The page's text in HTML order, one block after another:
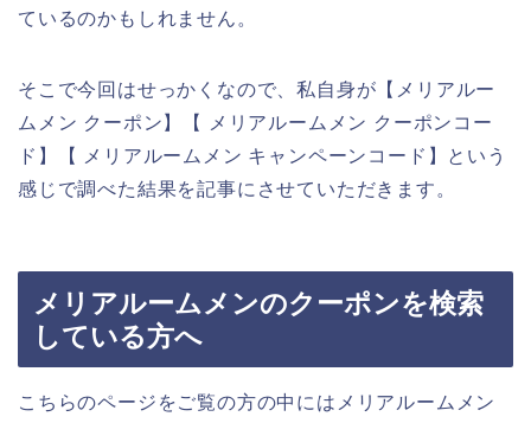
ているのかもしれません。
そこで今回はせっかくなので、私自身が【メリアルー
ムメン クーポン】【 メリアルームメン クーポンコー
ド】【 メリアルームメン キャンペーンコード】という
感じで調べた結果を記事にさせていただきます。
メリアルームメンのクーポンを検索
している方へ
こちらのページをご覧の方の中にはメリアルームメン